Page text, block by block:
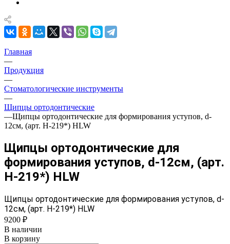
Главная
—
Продукция
—
Стоматологические инструменты
—
Щипцы ортодонтические
—Щипцы ортодонтические для формирования уступов, d-
12см, (арт. H-219*) HLW
Щипцы ортодонтические для
формирования уступов, d-12см, (арт.
H-219*) HLW
Щипцы ортодонтические для формирования уступов, d-
12см, (арт. H-219*) HLW
9200 ₽
В наличии
В корзину